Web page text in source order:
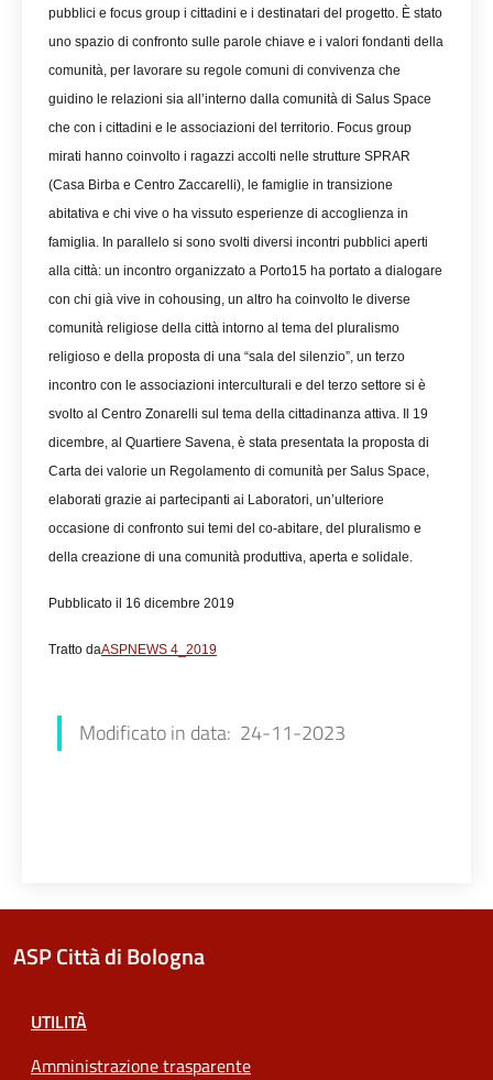
pubblici e focus group i cittadini e i destinatari del progetto. È stato
uno spazio di confronto sulle parole chiave e i valori fondanti della
comunità, per lavorare su regole comuni di convivenza che
guidino le relazioni sia all’interno dalla comunità di Salus Space
che con i cittadini e le associazioni del territorio. Focus group
mirati hanno coinvolto i ragazzi accolti nelle strutture SPRAR
(Casa Birba e Centro Zaccarelli), le famiglie in transizione
abitativa e chi vive o ha vissuto esperienze di accoglienza in
famiglia. In parallelo si sono svolti diversi incontri pubblici aperti
alla città: un incontro organizzato a Porto15 ha portato a dialogare
con chi già vive in cohousing, un altro ha coinvolto le diverse
comunità religiose della città intorno al tema del pluralismo
religioso e della proposta di una “sala del silenzio”, un terzo
incontro con le associazioni interculturali e del terzo settore si è
svolto al Centro Zonarelli sul tema della cittadinanza attiva.
Il 19
dicembre, al Quartiere Savena, è stata presentata la proposta di
Carta dei valorie un Regolamento di comunità per Salus Space,
elaborati grazie ai partecipanti ai Laboratori, un’ulteriore
occasione di confronto sui temi del co-abitare, del pluralismo e
della creazione di una comunità produttiva, aperta e solidale.
Pubblicato il 16 dicembre 2019
Tratto daASPNEWS 4_2019
Modificato in data: 24-11-2023
ASP Città di Bologna
UTILITÀ
Amministrazione trasparente